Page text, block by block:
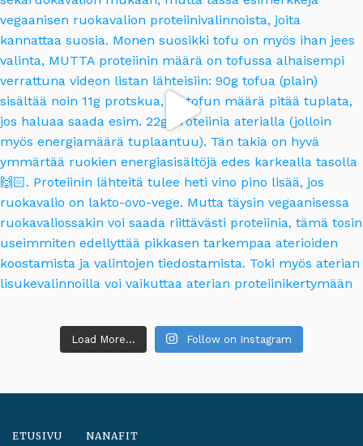
Load More... Follow on Instagram
ETUSIVU NANAFIT